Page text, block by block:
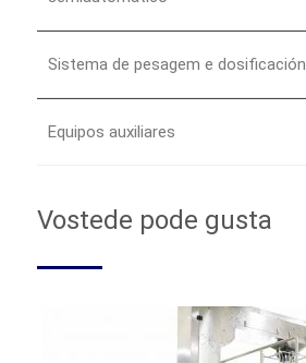
Sistema de pesagem e dosificación
Equipos auxiliares
Vostede pode gusta